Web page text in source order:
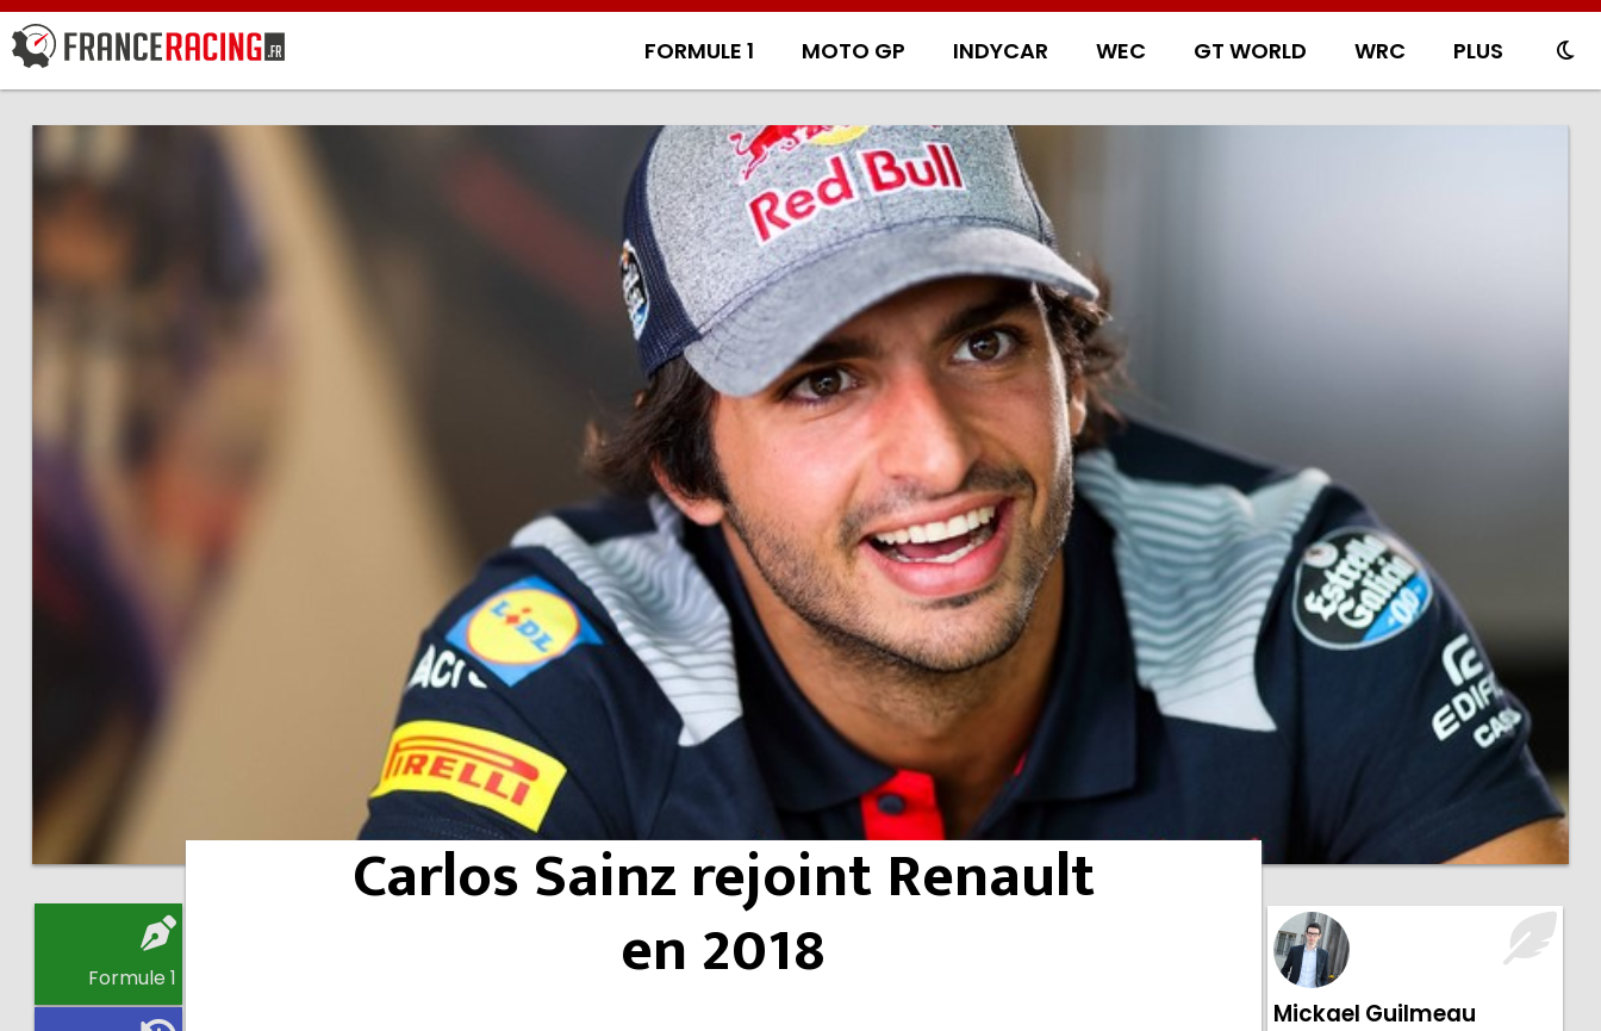
FORMULE 1 MOTO GP INDYCAR WEC GT WORLD WRC PLUS
Formule 1
Carlos Sainz rejoint Renault
en 2018
Mickael Guilmeau